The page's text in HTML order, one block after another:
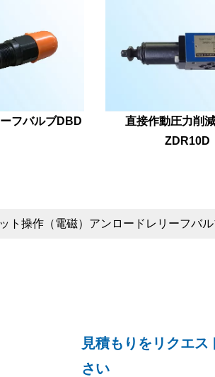
フバルブDBD
直接作動圧力削
ZDR10D
ト操作（電磁）アンロードレリーフバ
見積もりをリクエス
さい